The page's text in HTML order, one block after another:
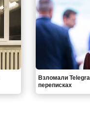
Взломали
переписках